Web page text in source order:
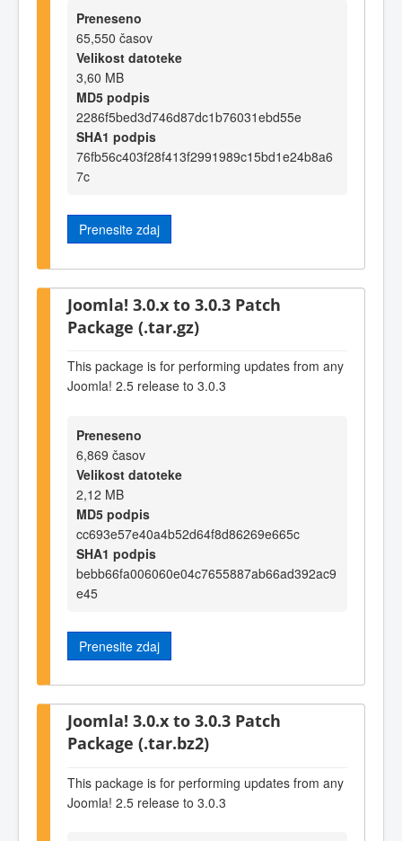
Preneseno
65,550 časov
Velikost datoteke
3,60 MB
MD5 podpis
2286f5bed3d746d87dc1b76031ebd55e
SHA1 podpis
76fb56c403f28f413f2991989c15bd1e24b8a6
7c
Prenesite zdaj
Joomla! 3.0.x to 3.0.3 Patch
Package (.tar.gz)
This package is for performing updates from any
Joomla! 2.5 release to 3.0.3
Preneseno
6,869 časov
Velikost datoteke
2,12 MB
MD5 podpis
cc693e57e40a4b52d64f8d86269e665c
SHA1 podpis
bebb66fa006060e04c7655887ab66ad392ac9
e45
Prenesite zdaj
Joomla! 3.0.x to 3.0.3 Patch
Package (.tar.bz2)
This package is for performing updates from any
Joomla! 2.5 release to 3.0.3